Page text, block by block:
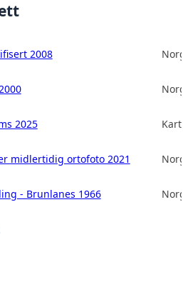
2008
2025
midlertidig ortofoto 2021
- Brunlanes 1966